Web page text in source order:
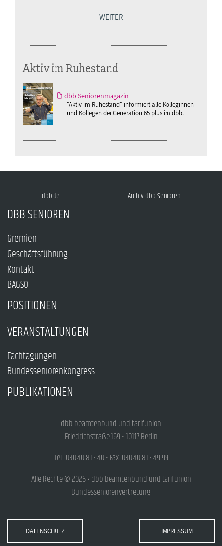
WEITER
Aktiv im Ruhestand
dbb Seniorenmagazin
"Aktiv im Ruhestand" informiert alle Kolleginnen
und Kollegen der Generation 65 plus im dbb.
dbb.de Archiv dbb Senioren
DBB SENIOREN
Gremien
Geschäftsführung
Kontakt
BAGSO
POSITIONEN
VERANSTALTUNGEN
Fachtagungen
Bundesseniorenkongress
PUBLIKATIONEN
dbb beamtenbund und tarifunion
Friedrichstraße 169 • 10117 Berlin
Tel.: 030.40 81 - 40 • Fax: 030.40 81 - 49 99
Alle Rechte © 2026 • dbb beamtenbund und tarifunion
Bundesseniorenvertretung
DATENSCHUTZ IMPRESSUM